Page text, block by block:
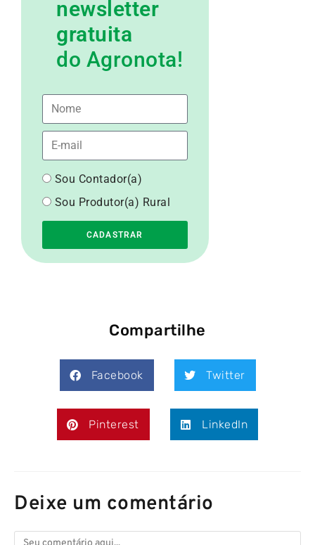
newsletter
gratuita
do Agronota!
Sou Contador(a)
Sou Produtor(a) Rural
CADASTRAR
Compartilhe
Facebook Twitter
Pinterest LinkedIn
Deixe um comentário